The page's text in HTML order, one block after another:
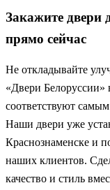
Закажите двери
прямо сейчас
Не откладывайте
«Двери Белоруссии»
соответствуют
Наши двери уже
Краснознаменске и
наших клиентов.
качество и стиль